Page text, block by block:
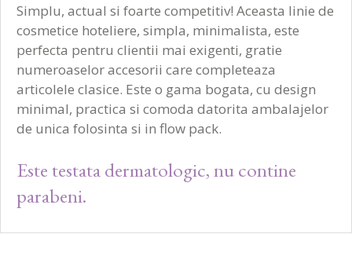
Servetele umede, cu aroma de lamaie, ambalate individual, fara parabeni
Simplu, actual si foarte competitiv! Aceasta linie de
cosmetice hoteliere, simpla, minimalista, este
perfecta pentru clientii mai exigenti, gratie
numeroaselor accesorii care completeaza
articolele clasice. Este o gama bogata, cu design
minimal, practica si comoda datorita ambalajelor
de unica folosinta si in flow pack.
Este testata dermatologic, nu contine
parabeni.